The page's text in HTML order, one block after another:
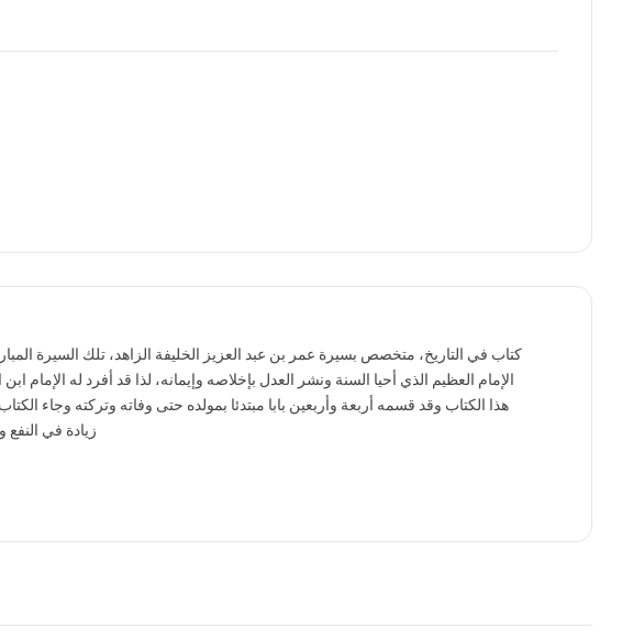
كتاب في التاريخ، متخصص بسيرة عمر بن عبد العزيز الخليفة الزاهد، تلك السيرة
الإمام العظيم الذي أحيا السنة ونشر العدل بإخلاصه وإيمانه، لذا قد أفرد له الإمام
هذا الكتاب وقد قسمه أربعة وأربعين بابا مبتدئا بمولده حتى وفاته وتركته وجاء
زيادة في النفع